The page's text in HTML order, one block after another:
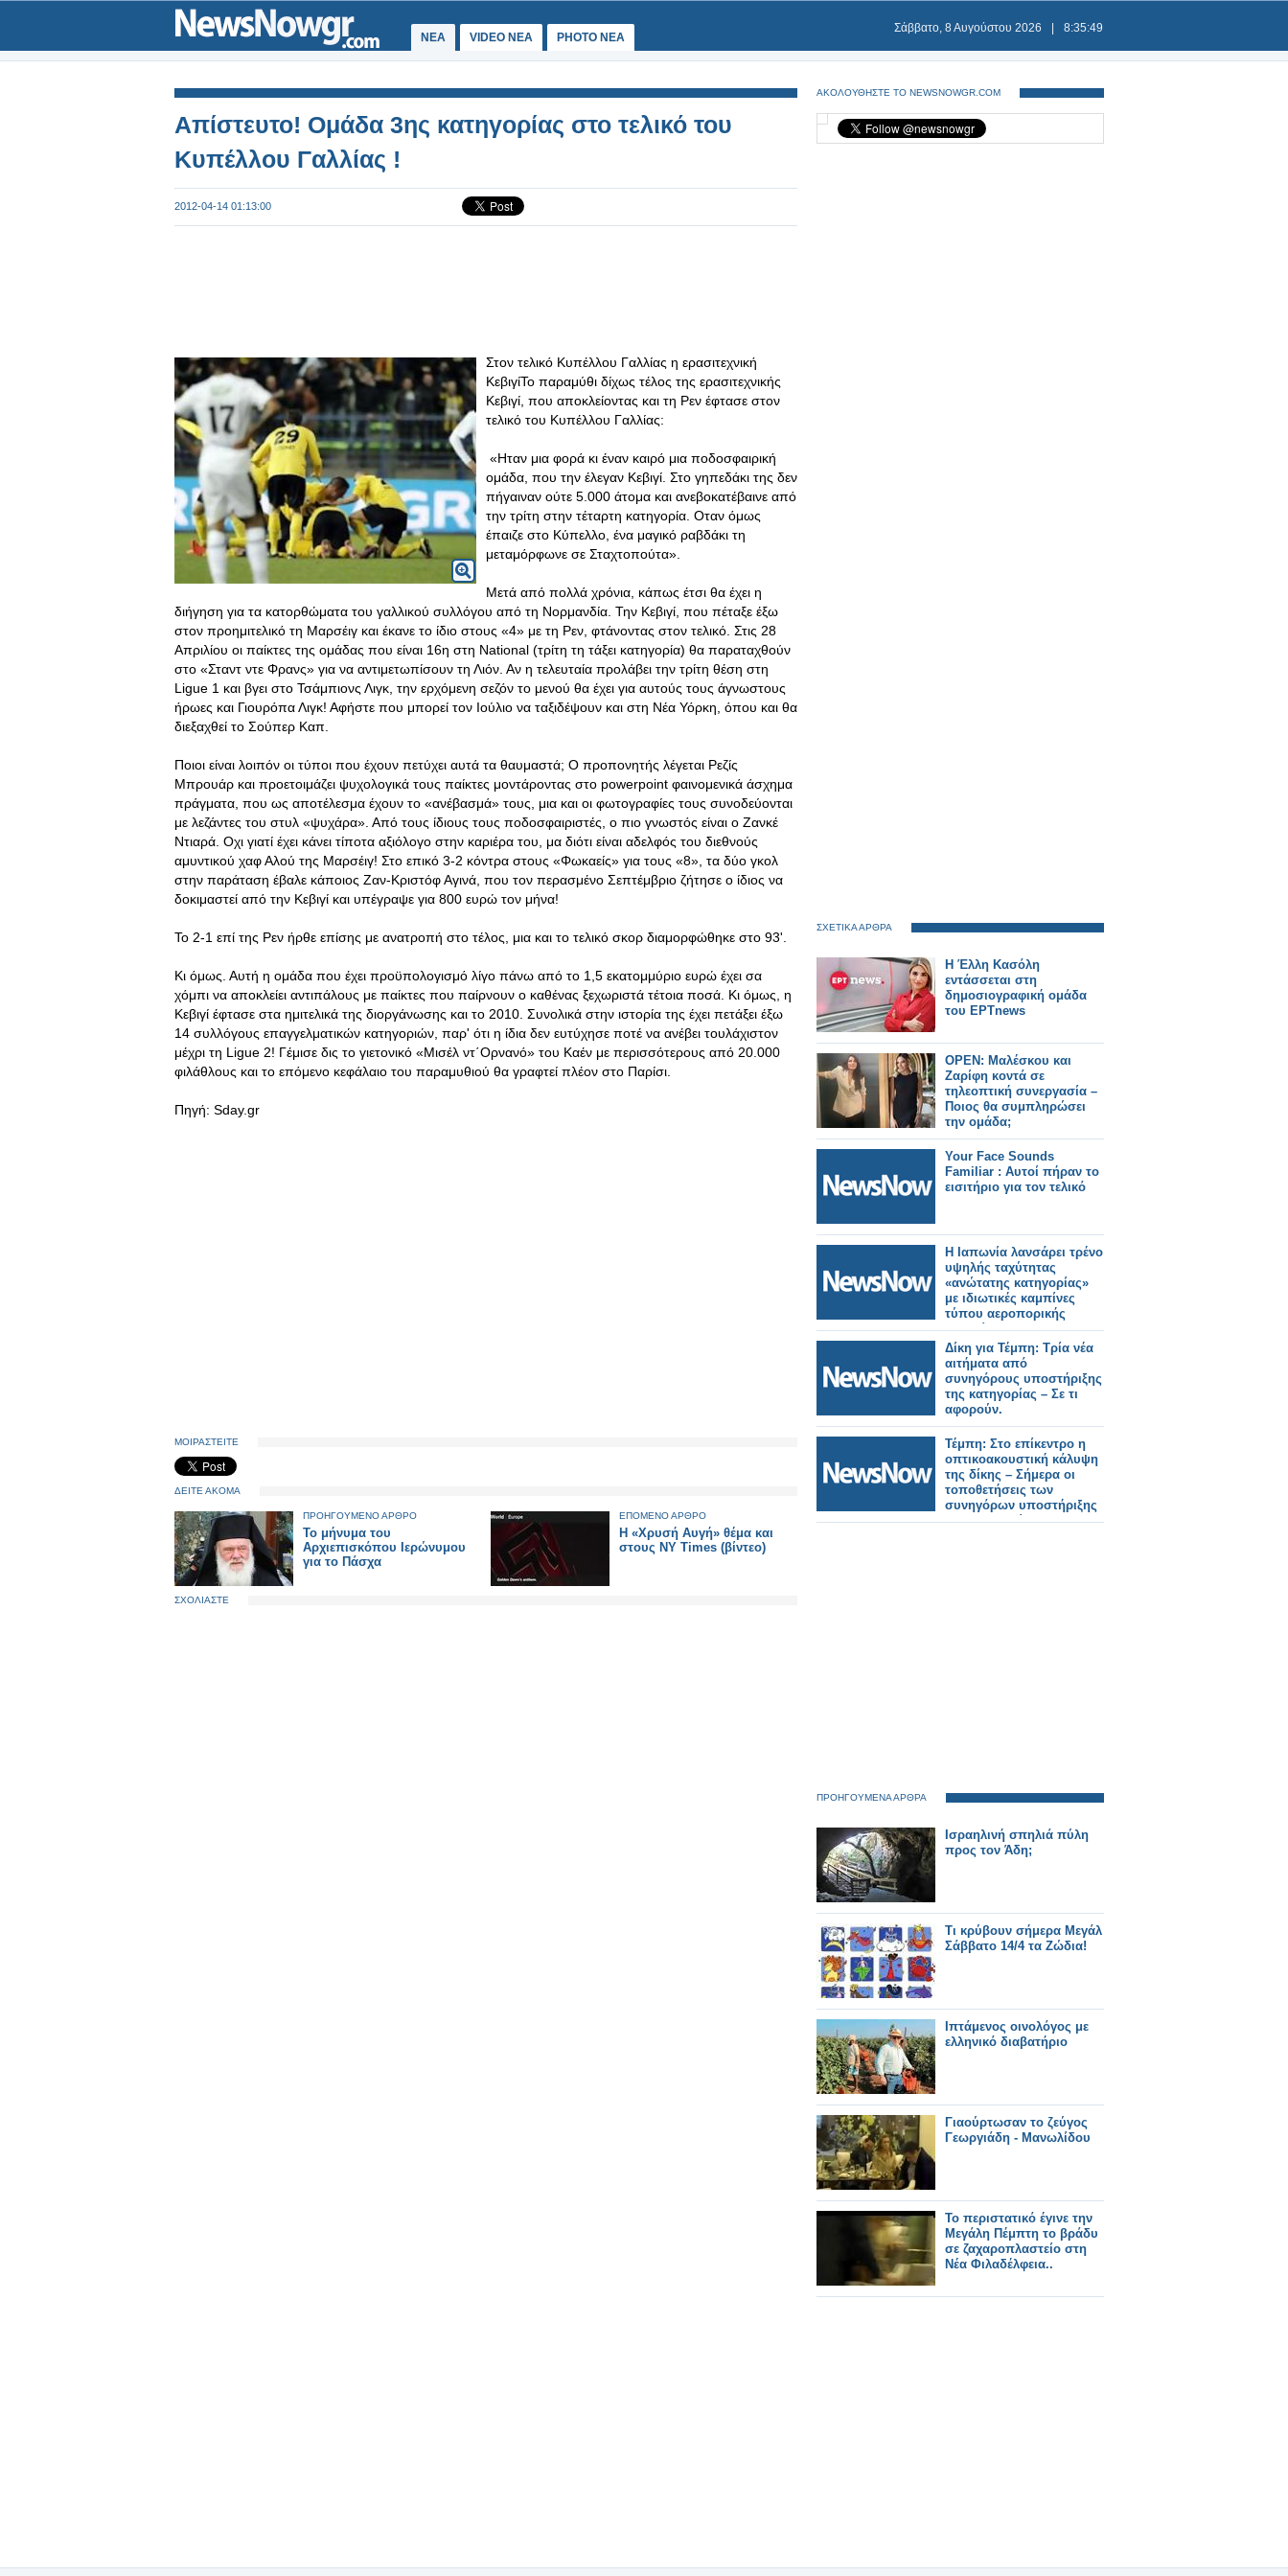
ΝΕΑ VIDEO NEA PHOTO NEA
Σάββατο, 8 Αυγούστου 2026 8:35:49
Απίστευτο! Ομάδα 3ης κατηγορίας στο τελικό του
Κυπέλλου Γαλλίας !
2012-04-14 01:13:00
Στον τελικό Κυπέλλου Γαλλίας η ερασιτεχνική
ΚεβιγίΤο παραμύθι δίχως τέλος της ερασιτεχνικής
Κεβιγί, που αποκλείοντας και τη Ρεν έφτασε στον
τελικό του Κυπέλλου Γαλλίας:
«Ηταν μια φορά κι έναν καιρό μια ποδοσφαιρική
ομάδα, που την έλεγαν Κεβιγί. Στο γηπεδάκι της δεν
πήγαιναν ούτε 5.000 άτομα και ανεβοκατέβαινε από
την τρίτη στην τέταρτη κατηγορία. Οταν όμως
έπαιζε στο Κύπελλο, ένα μαγικό ραβδάκι τη
μεταμόρφωνε σε Σταχτοπούτα».
Μετά από πολλά χρόνια, κάπως έτσι θα έχει η
διήγηση για τα κατορθώματα του γαλλικού συλλόγου από τη Νορμανδία. Την Κεβιγί, που πέταξε έξω
στον προημιτελικό τη Μαρσέιγ και έκανε το ίδιο στους «4» με τη Ρεν, φτάνοντας στον τελικό. Στις 28
Απριλίου οι παίκτες της ομάδας που είναι 16η στη National (τρίτη τη τάξει κατηγορία) θα παραταχθούν
στο «Σταντ ντε Φρανς» για να αντιμετωπίσουν τη Λιόν. Αν η τελευταία προλάβει την τρίτη θέση στη
Ligue 1 και βγει στο Τσάμπιονς Λιγκ, την ερχόμενη σεζόν το μενού θα έχει για αυτούς τους άγνωστους
ήρωες και Γιουρόπα Λιγκ! Αφήστε που μπορεί τον Ιούλιο να ταξιδέψουν και στη Νέα Υόρκη, όπου και θα
διεξαχθεί το Σούπερ Καπ.
Ποιοι είναι λοιπόν οι τύποι που έχουν πετύχει αυτά τα θαυμαστά; Ο προπονητής λέγεται Ρεζίς
Μπρουάρ και προετοιμάζει ψυχολογικά τους παίκτες μοντάροντας στο powerpoint φαινομενικά άσχημα
πράγματα, που ως αποτέλεσμα έχουν το «ανέβασμά» τους, μια και οι φωτογραφίες τους συνοδεύονται
με λεζάντες του στυλ «ψυχάρα». Από τους ίδιους τους ποδοσφαιριστές, ο πιο γνωστός είναι ο Ζανκέ
Ντιαρά. Οχι γιατί έχει κάνει τίποτα αξιόλογο στην καριέρα του, μα διότι είναι αδελφός του διεθνούς
αμυντικού χαφ Αλού της Μαρσέιγ! Στο επικό 3-2 κόντρα στους «Φωκαείς» για τους «8», τα δύο γκολ
στην παράταση έβαλε κάποιος Ζαν-Κριστόφ Αγινά, που τον περασμένο Σεπτέμβριο ζήτησε ο ίδιος να
δοκιμαστεί από την Κεβιγί και υπέγραψε για 800 ευρώ τον μήνα!
Το 2-1 επί της Ρεν ήρθε επίσης με ανατροπή στο τέλος, μια και το τελικό σκορ διαμορφώθηκε στο 93'.
Κι όμως. Αυτή η ομάδα που έχει προϋπολογισμό λίγο πάνω από το 1,5 εκατομμύριο ευρώ έχει σα
χόμπι να αποκλείει αντιπάλους με παίκτες που παίρνουν ο καθένας ξεχωριστά τέτοια ποσά. Κι όμως, η
Κεβιγί έφτασε στα ημιτελικά της διοργάνωσης και το 2010. Συνολικά στην ιστορία της έχει πετάξει έξω
14 συλλόγους επαγγελματικών κατηγοριών, παρ' ότι η ίδια δεν ευτύχησε ποτέ να ανέβει τουλάχιστον
μέχρι τη Ligue 2! Γέμισε δις το γιετονικό «Μισέλ ντ΄Ορνανό» του Καέν με περισσότερους από 20.000
φιλάθλους και το επόμενο κεφάλαιο του παραμυθιού θα γραφτεί πλέον στο Παρίσι.
Πηγή: Sday.gr
ΜΟΙΡΑΣΤΕΙΤΕ
ΔΕΙΤΕ ΑΚΟΜΑ
ΠΡΟΗΓΟΥΜΕΝΟ ΑΡΘΡΟ
Το μήνυμα του
Αρχιεπισκόπου Ιερώνυμου
για το Πάσχα
ΕΠΟΜΕΝΟ ΑΡΘΡΟ
Η «Χρυσή Αυγή» θέμα και
στους ΝΥ Times (βίντεο)
ΣΧΟΛΙΑΣΤΕ
ΑΚΟΛΟΥΘΗΣΤΕ ΤΟ NEWSNOWGR.COM
ΣΧΕΤΙΚΑ ΑΡΘΡΑ
Η Έλλη Κασόλη
εντάσσεται στη
δημοσιογραφική ομάδα
του ΕΡΤnews
OPEN: Μαλέσκου και
Ζαρίφη κοντά σε
τηλεοπτική συνεργασία –
Ποιος θα συμπληρώσει
την ομάδα;
Your Face Sounds
Familiar : Αυτοί πήραν το
εισιτήριο για τον τελικό
Η Ιαπωνία λανσάρει τρένο
υψηλής ταχύτητας
«ανώτατης κατηγορίας»
με ιδιωτικές καμπίνες
τύπου αεροπορικής
εταιρείας.
Δίκη για Τέμπη: Τρία νέα
αιτήματα από
συνηγόρους υποστήριξης
της κατηγορίας – Σε τι
αφορούν.
Τέμπη: Στο επίκεντρο η
οπτικοακουστική κάλυψη
της δίκης – Σήμερα οι
τοποθετήσεις των
συνηγόρων υποστήριξης
της κατηγορίας.
ΠΡΟΗΓΟΥΜΕΝΑ ΑΡΘΡΑ
Ισραηλινή σπηλιά πύλη
προς τον Άδη;
Τι κρύβουν σήμερα Μεγάλ
Σάββατο 14/4 τα Ζώδια!
Ιπτάμενος οινολόγος με
ελληνικό διαβατήριο
Γιαούρτωσαν το ζεύγος
Γεωργιάδη - Μανωλίδου
Το περιστατικό έγινε την
Μεγάλη Πέμπτη το βράδυ
σε ζαχαροπλαστείο στη
Νέα Φιλαδέλφεια..